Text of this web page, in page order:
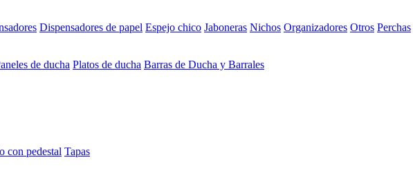
Dispensadores de papel Espejo chico Jaboneras Nichos Organizadores Otros Perchas
de ducha Platos de ducha Barras de Ducha y Barrales
con pedestal Tapas